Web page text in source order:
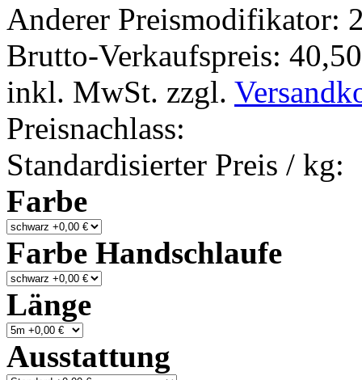
Anderer Preismodifikator:
Brutto-Verkaufspreis:
inkl. MwSt. zzgl.
Preisnachlass:
Standardisierter Preis / kg:
Farbe
Farbe Handschlaufe
Länge
Ausstattung